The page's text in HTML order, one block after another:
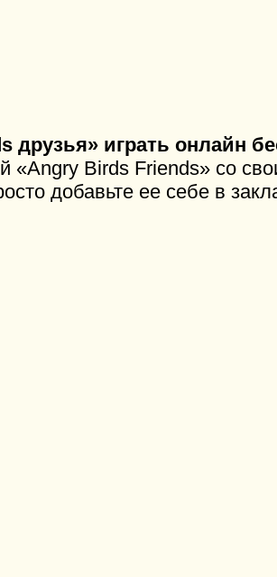
друзья» играть онлайн
«Angry Birds Friends» со
добавьте ее себе в